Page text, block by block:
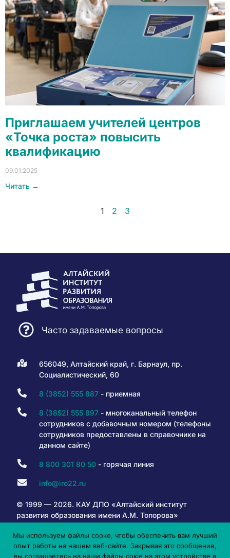
Приглашаем учителей центров
«Точка роста» повысить
квалификацию
09.01.2025
Читать →
1 2 3
Часто задаваемые вопросы
656049, Алтайский край, г. Барнаул, пр.
Социалистический, 60
8 (3852) 555 887- приемная
8 (3852) 555 897- многоканальный телефон
сотрудников с добавочным номером (телефоны
сотрудников предоставлены в справочнике на
данном сайте)
8 800 301 80 50- горячая линия
info@iro22.ru
© 1999 — 2026. КАУ ДПО «Алтайский институт
развития образования имени А.М. Топорова»
6+
Мы используем файлы сооке, чтобы обеспечить вам лучший
опыт работы на нашем веб-сайте. Закрывая это сообщение,
вы соглашаетесь на наши файлы сокіе на этом устройстве в